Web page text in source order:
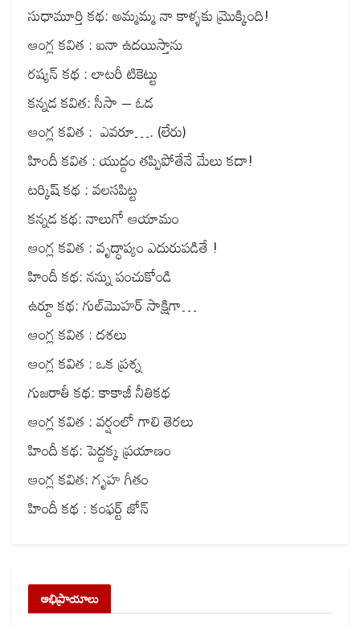
సుధామూర్తి కథ: అమ్మమ్మ నా కాళ్ళకు మ్రొక్కింది!
ఆంగ్ల కవిత : ఐనా ఉదయిస్తాను
రష్యన్ కథ : లాటరీ టికెట్టు
కన్నడ కవిత: సీసా – ఓడ
ఆంగ్ల కవిత : ఎవరూ…. (లేరు)
హిందీ కవిత : యుద్దం తప్పిపోతేనే మేలు కదా!
టర్కిష్ కథ : వలసపిట్ట
కన్నడ కథ: నాలుగో ఆయామం
ఆంగ్ల కవిత : వృద్ధాప్యం ఎదురుపడితే !
హిందీ కథ: నన్ను పంచుకోండి
ఉర్దూ కథ: గుల్‌మొహర్ సాక్షిగా…
ఆంగ్ల కవిత : దశలు
ఆంగ్ల కవిత : ఒక ప్రశ్న
గుజరాతీ కథ: కాకాజీ నీతికథ
ఆంగ్ల కవిత : వర్షంలో గాలి తెరలు
హిందీ కథ: పెద్దక్క ప్రయాణం
ఆంగ్ల కవిత: గృహ గీతం
హిందీ కథ : కంఫర్ట్ జోన్
అభిప్రాయాలు